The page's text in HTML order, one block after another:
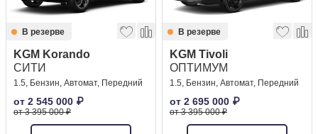
В резерве
KGM Korando
СИТИ
1.5, Бензин, Автомат, Передний
от 2 545 000 ₽
от 3 395 000 ₽
В резерве
KGM Tivoli
ОПТИМУМ
1.5, Бензин, Автомат, Передний
от 2 695 000 ₽
от 3 395 000 ₽